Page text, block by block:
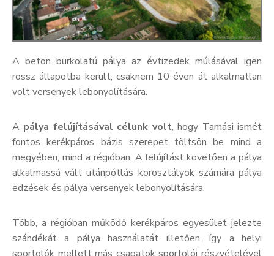
A beton burkolatú pálya az évtizedek múlásával igen
rossz állapotba került, csaknem 10 éven át alkalmatlan
volt versenyek lebonyolítására.
A pálya felújításával célunk volt, hogy Tamási ismét
fontos kerékpáros bázis szerepet töltsön be mind a
megyében, mind a régióban. A felújítást követően a pálya
alkalmassá vált utánpótlás korosztályok számára pálya
edzések és pálya versenyek lebonyolítására.
Több, a régióban működő kerékpáros egyesület jelezte
szándékát a pálya használatát illetően, így a helyi